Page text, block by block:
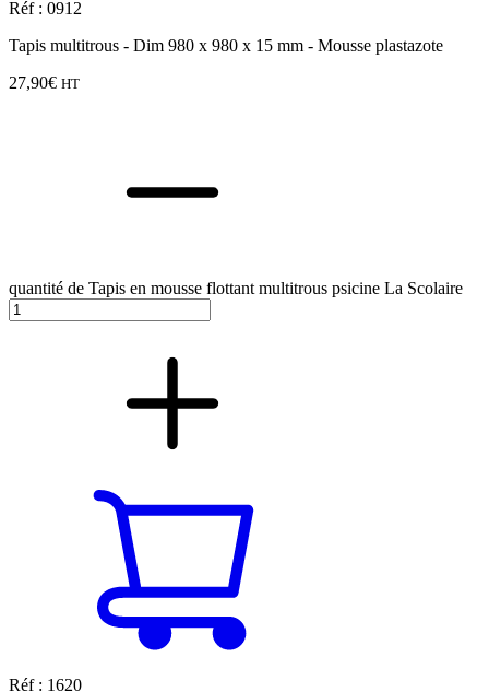
Réf : 0912
Tapis multitrous - Dim 980 x 980 x 15 mm - Mousse plastazote
27,90€ HT
quantité de Tapis en mousse flottant multitrous psicine La Scolaire
Réf : 1620